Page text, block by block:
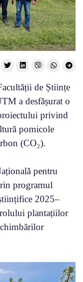
de Științe
a desfășurat o
privind
pomicole
(CO₂).
pentru
programul
2025–
rolului plantațiilor